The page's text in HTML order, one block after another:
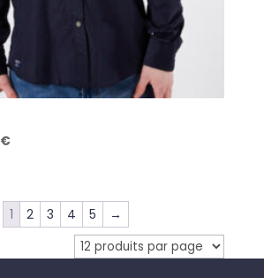
€Le
est :
49,00 €.
1 2 3 4 5 →